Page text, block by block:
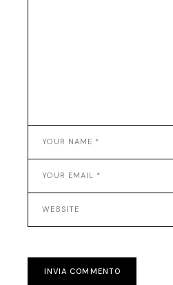
INVIA COMMENTO